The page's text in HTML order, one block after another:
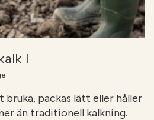
I
bruka, packas lätt eller håller
än traditionell kalkning.